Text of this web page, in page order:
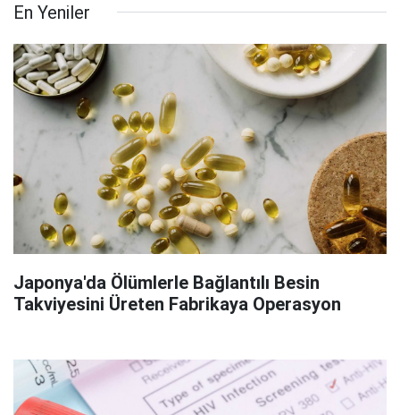
En Yeniler
Japonya'da Ölümlerle Bağlantılı Besin
Takviyesini Üreten Fabrikaya Operasyon